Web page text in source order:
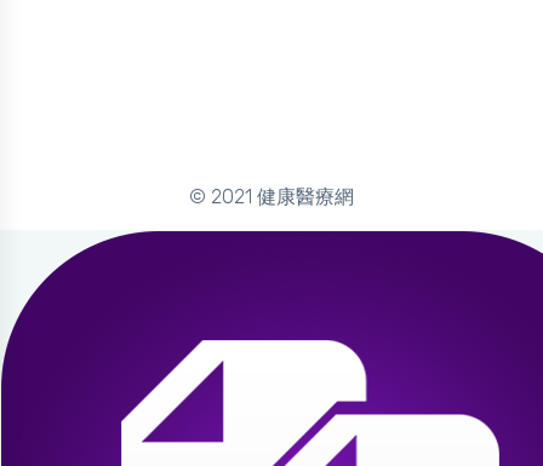
© 2021 健康醫療網